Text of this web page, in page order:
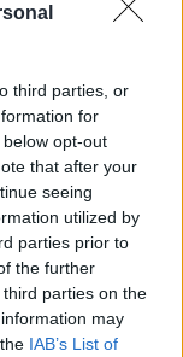
third parties, or
for
opt-out
that after your
seeing
utilized by
parties prior to
the further
parties on the
may
IAB’s List of
thikë pranë